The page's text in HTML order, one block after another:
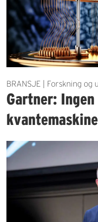
BRANSJE | Forskning og
Gartner: